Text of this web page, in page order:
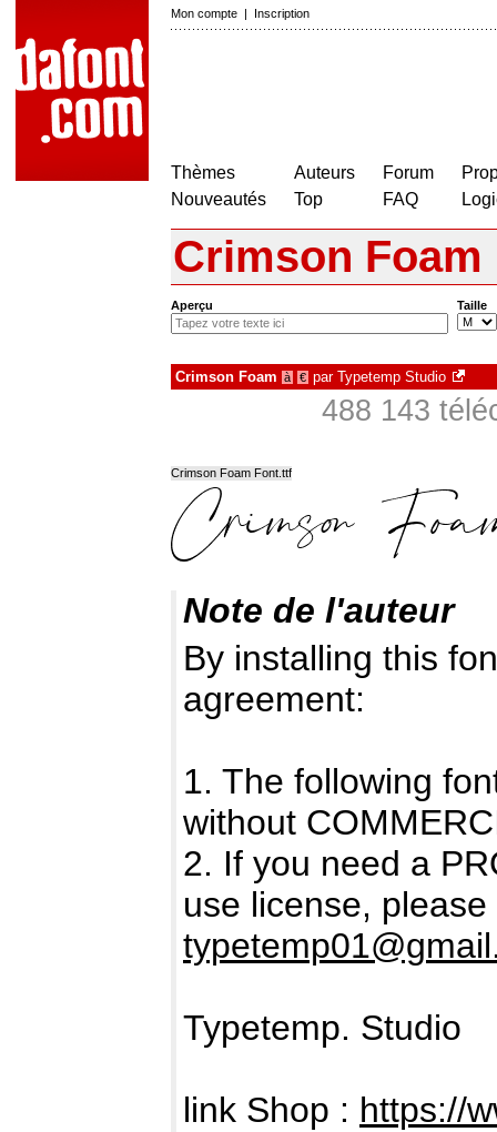
Mon compte | Inscription
Thèmes
Nouveautés
Auteurs
Top
Forum
FAQ
Crimson Foam
Aperçu Taille
Crimson Foam à € par Typetemp Studio
488 143
Crimson Foam Font.ttf
Note de l'auteur
By installing this
agreement:
1. The following
without
2. If you need a
use license,
Typetemp. Studio
link Shop : https://